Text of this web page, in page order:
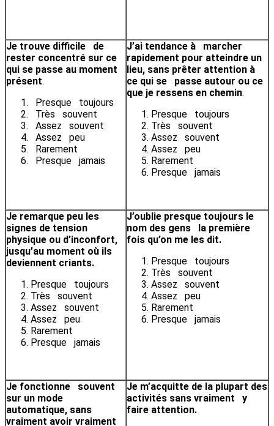
Je trouve difficile de
rester concentré sur ce
qui se passe au moment
présent.
Presque toujours
Très souvent
Assez souvent
Assez peu
Rarement
Presque jamais
J’ai tendance à marcher
rapidement pour atteindre un
lieu, sans prêter attention à
ce qui se passe autour ou ce
que je ressens en chemin.
Presque toujours
Très souvent
Assez souvent
Assez peu
Rarement
Presque jamais
Je remarque peu les
signes de tension
physique ou d’inconfort,
jusqu’au moment où ils
deviennent criants.
Presque toujours
Très souvent
Assez souvent
Assez peu
Rarement
Presque jamais
J’oublie presque toujours le
nom des gens la première
fois qu’on me les dit.
Presque toujours
Très souvent
Assez souvent
Assez peu
Rarement
Presque jamais
Je fonctionne souvent
sur un mode
automatique, sans
vraiment avoir vraiment
Je m’acquitte de la plupart des
activités sans vraiment y
faire attention.